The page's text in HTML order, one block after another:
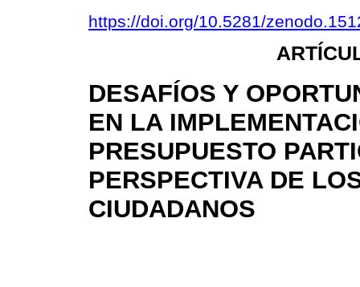
https://doi.org/10.5281/
DESAFÍOS Y
EN LA
PRESUPUESTO
PERSPECTIVA DE
CIUDADANOS